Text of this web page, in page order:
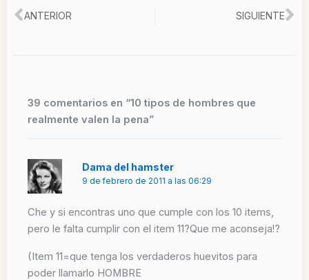
Ant
ANTERIOR SIGUIENTE
39 comentarios en “10 tipos de hombres que
realmente valen la pena”
Dama del hamster
9 de febrero de 2011 a las 06:29
Che y si encontras uno que cumple con los 10 items,
pero le falta cumplir con el item 11?Que me aconseja!?
(Item 11=que tenga los verdaderos huevitos para
poder llamarlo HOMBRE